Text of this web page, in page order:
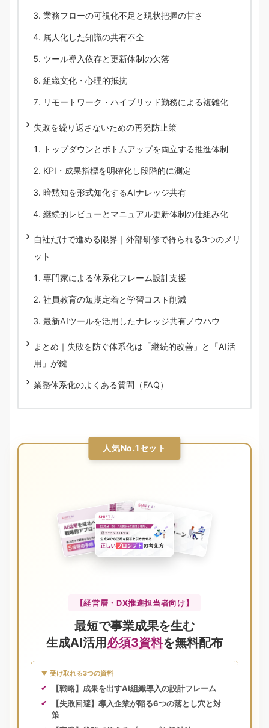
業務フローの可視化不足と現状把握の甘さ
属人化した知識の共有不全
ツール導入依存と更新体制の欠落
組織文化・心理的抵抗
リモートワーク・ハイブリッド勤務による複雑化
失敗を繰り返さないための再発防止策
トップダウンとボトムアップを両立する推進体制
KPI・成果指標を明確化し段階的に測定
暗黙知を形式知化するAIナレッジ共有
継続的レビューとマニュアル更新体制の仕組み化
自社だけで進める限界｜外部研修で得られる3つのメリ
ット
専門家による体系化フレーム設計支援
社員教育の短期定着と学習コスト削減
最新AIツールを活用したナレッジ共有ノウハウ
まとめ｜失敗を防ぐ体系化は「継続的改善」と「AI活
用」が鍵
業務体系化のよくある質問（FAQ）
人気No.1セット
【経営層・DX推進担当者向け】
最短で事業成果を生む
生成AI活用必須3資料を無料配布
▼ 受け取れる3つの資料
【戦略】成果を出すAI組織導入の設計フレーム
【失敗回避】導入企業が陥る6つの落とし穴と対
策